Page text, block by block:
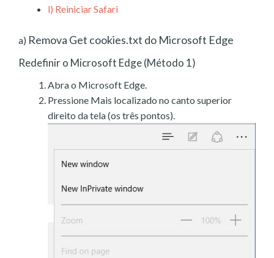
l) Reiniciar Safari
a) Remova Get cookies.txt do Microsoft Edge
Redefinir o Microsoft Edge (Método 1)
Abra o Microsoft Edge.
Pressione Mais localizado no canto superior
direito da tela (os três pontos).